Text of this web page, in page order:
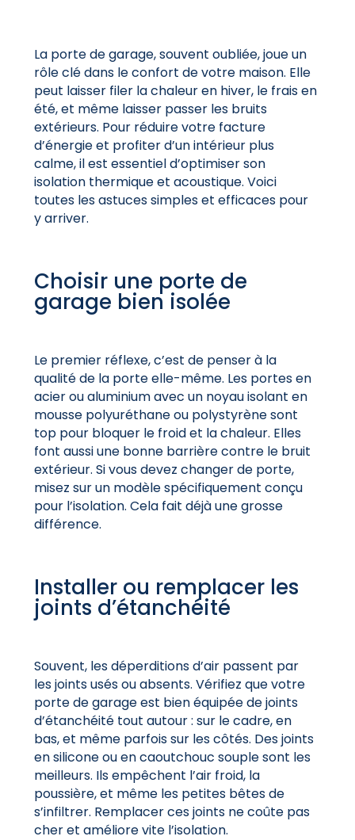
La porte de garage, souvent oubliée, joue un
rôle clé dans le confort de votre maison. Elle
peut laisser filer la chaleur en hiver, le frais en
été, et même laisser passer les bruits
extérieurs. Pour réduire votre facture
d’énergie et profiter d’un intérieur plus
calme, il est essentiel d’optimiser son
isolation thermique et acoustique. Voici
toutes les astuces simples et efficaces pour
y arriver.
Choisir une porte de
garage bien isolée
Le premier réflexe, c’est de penser à la
qualité de la porte elle-même. Les portes en
acier ou aluminium avec un noyau isolant en
mousse polyuréthane ou polystyrène sont
top pour bloquer le froid et la chaleur. Elles
font aussi une bonne barrière contre le bruit
extérieur. Si vous devez changer de porte,
misez sur un modèle spécifiquement conçu
pour l’isolation. Cela fait déjà une grosse
différence.
Installer ou remplacer les
joints d’étanchéité
Souvent, les déperditions d’air passent par
les joints usés ou absents. Vérifiez que votre
porte de garage est bien équipée de joints
d’étanchéité tout autour : sur le cadre, en
bas, et même parfois sur les côtés. Des joints
en silicone ou en caoutchouc souple sont les
meilleurs. Ils empêchent l’air froid, la
poussière, et même les petites bêtes de
s’infiltrer. Remplacer ces joints ne coûte pas
cher et améliore vite l’isolation.